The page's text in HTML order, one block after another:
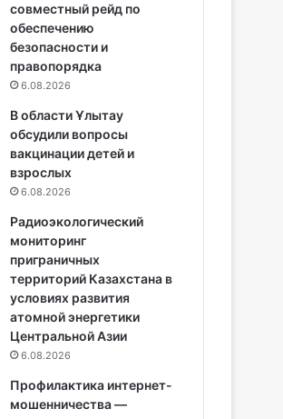
совместный рейд по
обеспечению
безопасности и
правопорядка
6.08.2026
В области Ұлытау
обсудили вопросы
вакцинации детей и
взрослых
6.08.2026
Радиоэкологический
мониторинг
приграничных
территорий Казахстана в
условиях развития
атомной энергетики
Центральной Азии
6.08.2026
Профилактика интернет-
мошенничества —